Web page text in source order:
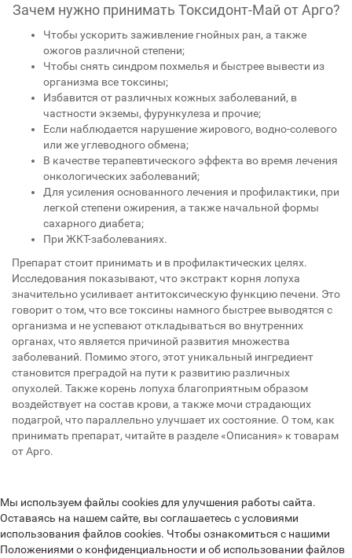
Зачем нужно принимать Токсидонт-Май от Арго?
Чтобы ускорить заживление гнойных ран, а также
ожогов различной степени;
Чтобы снять синдром похмелья и быстрее вывести из
организма все токсины;
Избавится от различных кожных заболеваний, в
частности экземы, фурункулеза и прочие;
Если наблюдается нарушение жирового, водно-солевого
или же углеводного обмена;
В качестве терапевтического эффекта во время лечения
онкологических заболеваний;
Для усиления основанного лечения и профилактики, при
легкой степени ожирения, а также начальной формы
сахарного диабета;
При ЖКТ-заболеваниях.
Препарат стоит принимать и в профилактических целях.
Исследования показывают, что экстракт корня лопуха
значительно усиливает антитоксическую функцию печени. Это
говорит о том, что все токсины намного быстрее выводятся с
организма и не успевают откладываться во внутренних
органах, что является причиной развития множества
заболеваний. Помимо этого, этот уникальный ингредиент
становится преградой на пути к развитию различных
опухолей. Также корень лопуха благоприятным образом
воздействует на состав крови, а также мочи страдающих
подагрой, что параллельно улучшает их состояние. О том, как
принимать препарат, читайте в разделе «Описания» к товарам
от Арго.
Мы используем файлы cookies для улучшения работы сайта.
Оставаясь на нашем сайте, вы соглашаетесь с условиями
использования файлов cookies. Чтобы ознакомиться с нашими
Положениями о конфиденциальности и об использовании файлов